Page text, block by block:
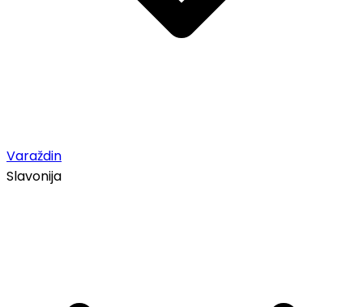
Varaždin
Slavonija